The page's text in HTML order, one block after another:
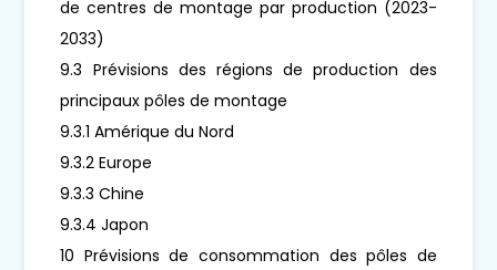
de centres de montage par production (2023-
2033)
9.3 Prévisions des régions de production des
principaux pôles de montage
9.3.1 Amérique du Nord
9.3.2 Europe
9.3.3 Chine
9.3.4 Japon
10 Prévisions de consommation des pôles de